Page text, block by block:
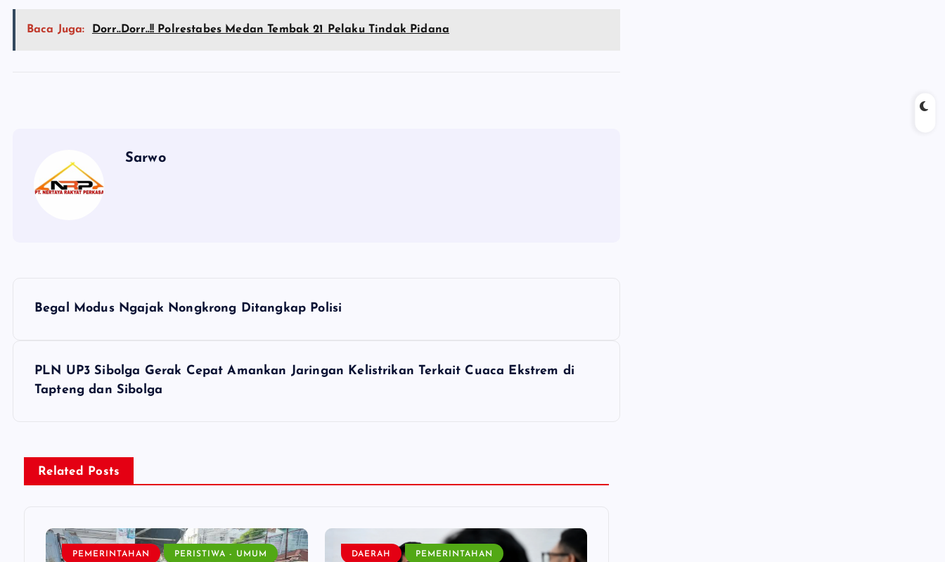
Baca Juga: Dorr..Dorr..!! Polrestabes Medan Tembak 21 Pelaku Tindak Pidana
Sarwo
n
a
Begal Modus Ngajak Nongkrong Ditangkap Polisi
PLN UP3 Sibolga Gerak Cepat Amankan Jaringan Kelistrikan Terkait Cuaca Ekstrem di
Tapteng dan Sibolga
Related Posts
PEMERINTAHAN PERISTIWA - UMUM DAERAH PEMERINTAHAN